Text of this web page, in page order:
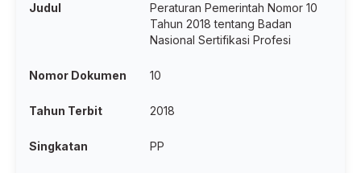
Judul
Peraturan Pemerintah Nomor 10
Tahun 2018 tentang Badan
Nasional Sertifikasi Profesi
Nomor Dokumen 10
Tahun Terbit 2018
Singkatan PP